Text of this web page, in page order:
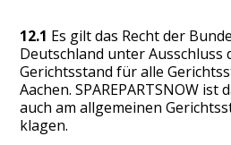
12.1 Es gilt das Recht der
Deutschland unter Ausschluss
Gerichtsstand für alle
Aachen. SPAREPARTSNOW
auch am allgemeinen
klagen.